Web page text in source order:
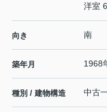
洋室
向き 南
築年月 1968
種別 / 建物構造 中古